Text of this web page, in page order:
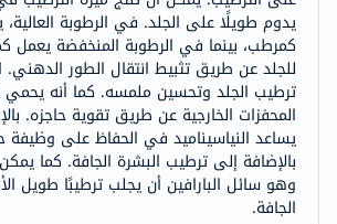
يدوم طويلًا على الجلد. في الرطوبة
كمرطب، بينما في الرطوبة المنخفضة
للجلد عن طريق تثبيط انتقال الطور الدهني.
ترطيب الجلد وتحسين ملمسه. كما أنه يحمي
المحفزات الخارجية عن طريق تقوية حاجزه.
يساعد النياسيناميد في الحفاظ على وظيفة
بالإضافة إلى ترطيب البشرة الجافة. كما
وهو سائل البارافين أن يجلب ترطيبًا طويل
الجافة.